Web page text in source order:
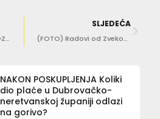
ŽUPAN O IZDAVANJU DOZVOLA ZA APARTMANE: Učinkoviti smo, ažurni i sve radimo po zakonu
SLJEDEĆA
(FOTO) Radovi od Zvekovice do Oboda pred samim krajem
NAKON POSKUPLJENJA Koliki
dio plaće u Dubrovačko-
neretvanskoj županiji odlazi
na gorivo?